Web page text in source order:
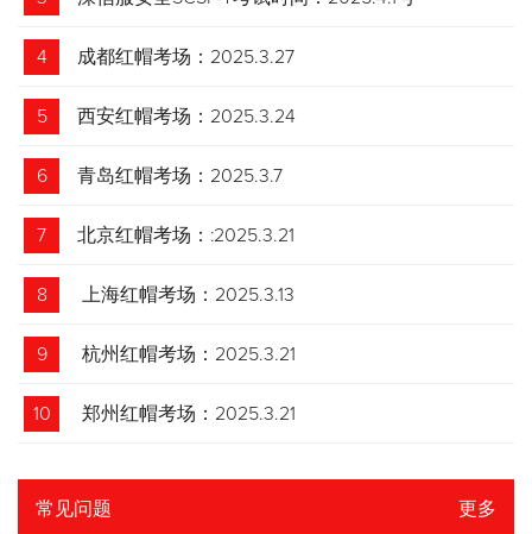
4 成都红帽考场：2025.3.27
5 西安红帽考场：2025.3.24
6 青岛红帽考场：2025.3.7
7 北京红帽考场：:2025.3.21
8 上海红帽考场：2025.3.13
9 杭州红帽考场：2025.3.21
10 郑州红帽考场：2025.3.21
常见问题 更多